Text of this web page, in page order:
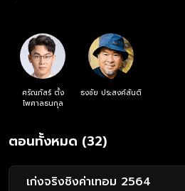
ศรัณภัสร์ ตั้ง
ไพศาลธนกุล
ธงชัย ประสงค์สันติ
ตอนทั้งหมด (32)
เก่งจริงชิงค่าเทอม 2564